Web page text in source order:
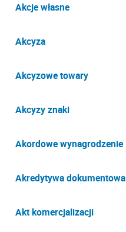
Akcje własne
Akcyza
Akcyzowe towary
Akcyzy znaki
Akordowe wynagrodzenie
Akredytywa dokumentowa
Akt komercjalizacji